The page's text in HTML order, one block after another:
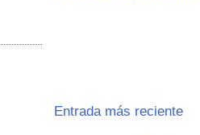
Entrada más reciente